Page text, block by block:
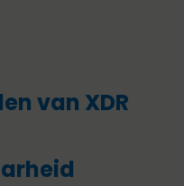
van XDR